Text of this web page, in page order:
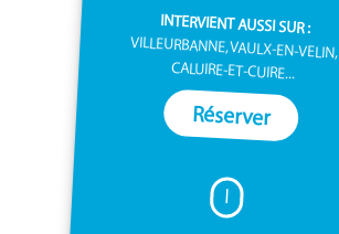
INTERVIENT AUSSI SUR :
VILLEURBANNE, VAULX-EN-VELIN,
CALUIRE-ET-CUIRE...
Réserver
I